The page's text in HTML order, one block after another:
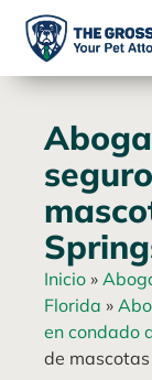
Inicio »
Florida »
en condado
de